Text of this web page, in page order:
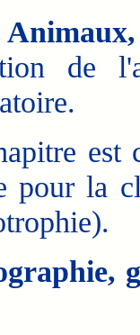
Animaux,
de
est
pour la